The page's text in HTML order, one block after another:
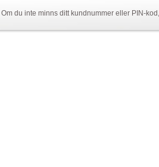
Om du inte minns ditt kundnummer eller PIN-kod,